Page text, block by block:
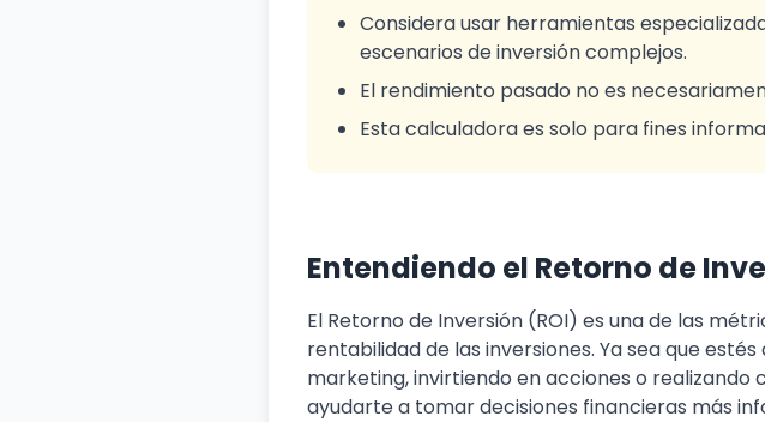
Considera usar herramientas
escenarios de inversión complejos.
El rendimiento pasado no es
Esta calculadora es solo para fines
Entendiendo el Retorno de
El Retorno de Inversión (ROI) es una de las
rentabilidad de las inversiones. Ya sea que
marketing, invirtiendo en acciones o realizando
ayudarte a tomar decisiones financieras más